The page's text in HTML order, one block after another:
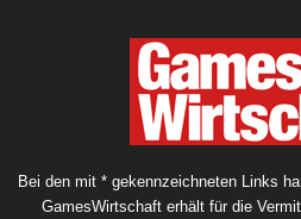
Bei den mit * gekennzeichneten Links
GamesWirtschaft erhält für die